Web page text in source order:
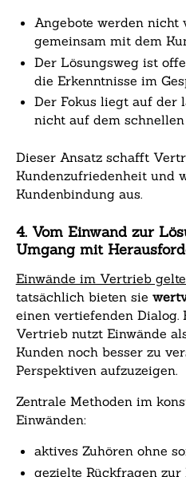
Angebote werden nicht
gemeinsam mit dem
Der Lösungsweg ist
die Erkenntnisse im
Der Fokus liegt auf der
nicht auf dem
Dieser Ansatz schafft
Kundenzufriedenheit und
Kundenbindung aus.
4. Vom Einwand zur
Umgang mit
Einwände im Vertrieb
tatsächlich bieten sie
einen vertiefenden Dialog.
Vertrieb nutzt Einwände
Kunden noch besser zu
Perspektiven aufzuzeigen.
Zentrale Methoden im
Einwänden:
aktives Zuhören ohne
gezielte Rückfragen zur